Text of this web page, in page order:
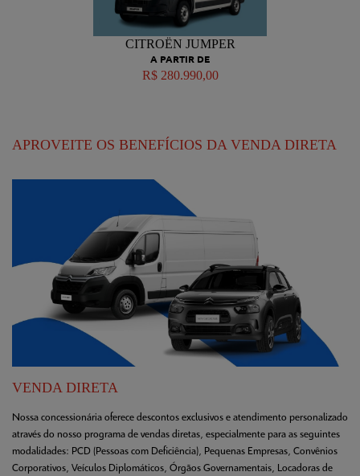
CITROËN JUMPER
A PARTIR DE
R$ 280.990,00
APROVEITE OS BENEFÍCIOS DA VENDA DIRETA
VENDA DIRETA
Nossa concessionária oferece descontos exclusivos e atendimento personalizado
através do nosso programa de vendas diretas, especialmente para as seguintes
modalidades: PCD (Pessoas com Deficiência), Pequenas Empresas, Convênios
Corporativos, Veículos Diplomáticos, Órgãos Governamentais, Locadoras de